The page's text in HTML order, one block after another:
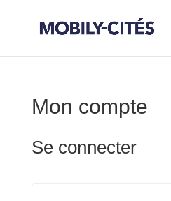
Mon compte
Se connecter